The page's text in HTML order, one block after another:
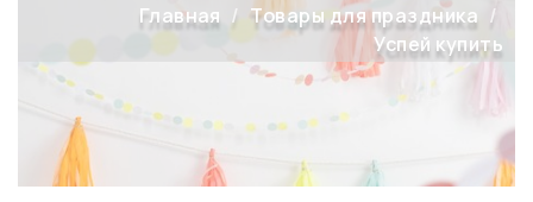
Главная
Товары для праздника
Успей купить